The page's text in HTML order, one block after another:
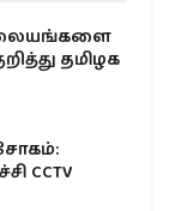
தமிழக
CCTV